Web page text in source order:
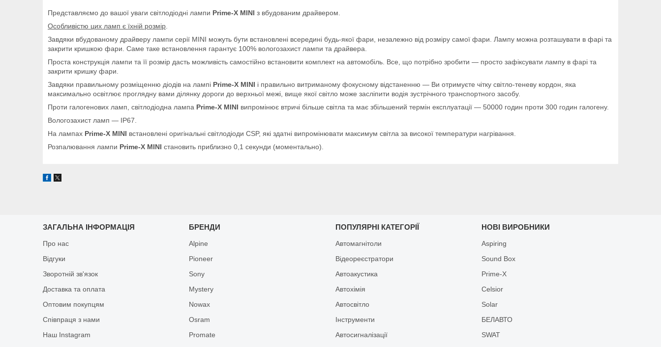
Представляємо до вашої уваги світлодіодні лампи Prime-X MINI з вбудованим драйвером.
Особливістю цих ламп є їхній розмір
Завдяки вбудованому драйверу лампи серії MINI можуть бути встановлені всередині будь-якої фари, незалежно від розміру самої фари. Лампу можна розташувати в фарі та
закрити кришкою фари. Саме таке встановлення гарантує 100% вологозахист лампи та драйвера.
Проста конструкція лампи та її розмір дасть можливість самостійно встановити комплект на автомобіль. Все, що потрібно зробити — просто зафіксувати лампу в фарі та
закрити кришку фари.
Завдяки правильному розміщенню діодів на лампі Prime-X MINI і правильно витриманому фокусному відстаненню — Ви отримуєте чітку світло-теневу кордон, яка
максимально освітлює проглядну вами ділянку дороги до верхньої межі, вище якої світло може засліпити водія зустрічного транспортного засобу.
Проти галогенових ламп, світлодіодна лампа Prime-X MINI випромінює втричі більше світла та має збільшений термін експлуатації — 50000 годин проти 300 годин галогену.
Вологозахист ламп — IP67.
На лампах Prime-X MINI встановлені оригінальні світлодіоди CSP, які здатні випромінювати максимум світла за високої температури нагрівання.
Розпалювання лампи Prime-X MINI становить приблизно 0,1 секунди (моментально).
ЗАГАЛЬНА ІНФОРМАЦІЯ
Про нас
Відгуки
Зворотній зв'язок
Доставка та оплата
Оптовим покупцям
Співпраця з нами
Наш Instagram
БРЕНДИ
Alpine
Pioneer
Sony
Mystery
Nowax
Osram
Promate
ПОПУЛЯРНІ КАТЕГОРІЇ
Автомагнітоли
Відеореєстратори
Автоакустика
Автохімія
Автосвітло
Інструменти
Автосигналізації
НОВІ ВИРОБНИКИ
Aspiring
Sound Box
Prime-X
Celsior
Solar
БЕЛАВТО
SWAT